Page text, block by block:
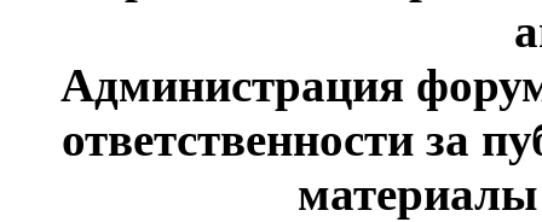
Администрация
ответственности за